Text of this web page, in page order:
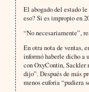
El abogado del estado
eso? Si es impropio en
“No necesariamente”,
En otra nota de ventas,
informó haberle dicho a
con OxyContin, Sackler
dijo”. Después de más
menos euforia “pudiera